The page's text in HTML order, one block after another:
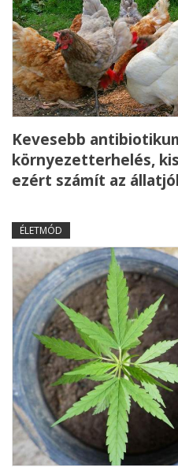
Kevesebb
környezetterhelés,
ezért számít az
ÉLETMÓD